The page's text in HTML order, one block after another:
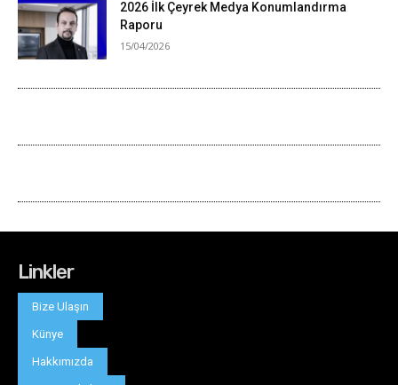
Linkler
Bize Ulaşın
Künye
Hakkımızda